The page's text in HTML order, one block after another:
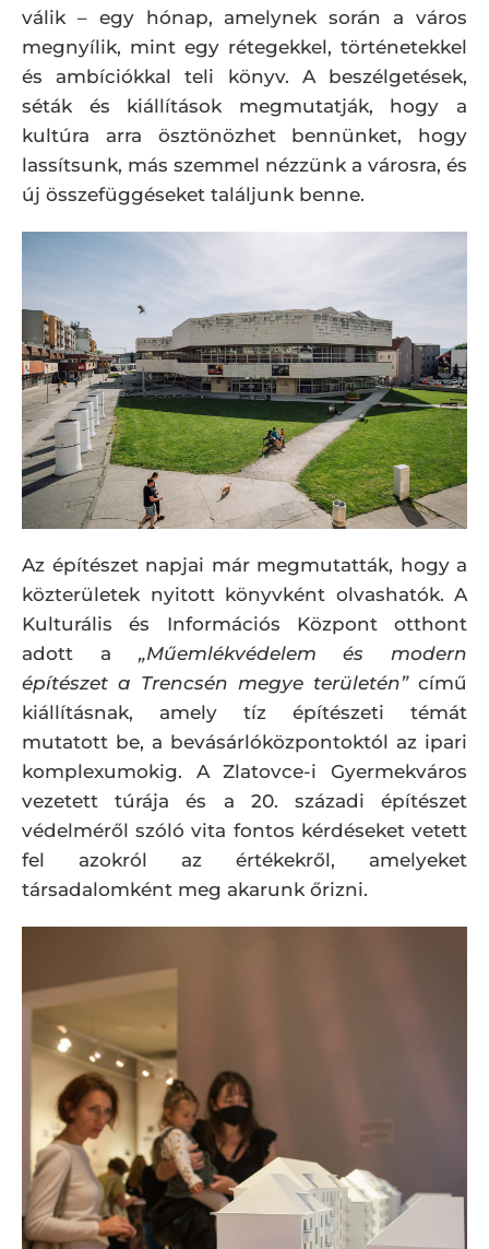
válik – egy hónap, amelynek során a város
megnyílik, mint egy rétegekkel, történetekkel
és ambíciókkal teli könyv. A beszélgetések,
séták és kiállítások megmutatják, hogy a
kultúra arra ösztönözhet bennünket, hogy
lassítsunk, más szemmel nézzünk a városra, és
új összefüggéseket találjunk benne.
Az építészet napjai már megmutatták, hogy a
közterületek nyitott könyvként olvashatók. A
Kulturális és Információs Központ otthont
adott a „Műemlékvédelem és modern
építészet a Trencsén megye területén”című
kiállításnak, amely tíz építészeti témát
mutatott be, a bevásárlóközpontoktól az ipari
komplexumokig. A Zlatovce-i Gyermekváros
vezetett túrája és a 20. századi építészet
védelméről szóló vita fontos kérdéseket vetett
fel azokról az értékekről, amelyeket
társadalomként meg akarunk őrizni.